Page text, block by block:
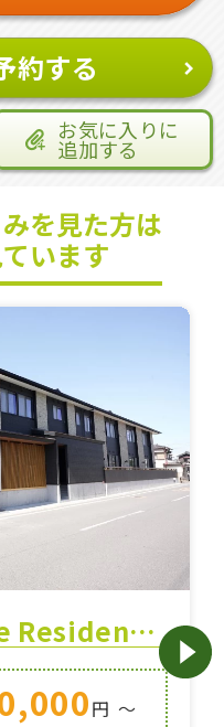
約する
お気に入りに
追加する
を見た方は
います
THE Classic Care Residence 弥冨
円 〜